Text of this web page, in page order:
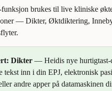
brukes til live kliniske
— Dikter, Øktdiktering,
Dikter — Heidis nye hurtigtast-
tekst inn i din EPJ, elektronisk
andre apper på datamaskinen